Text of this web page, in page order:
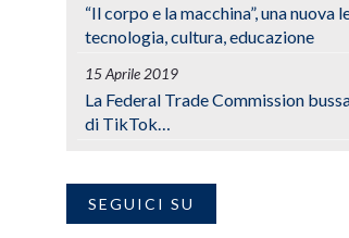
“Il corpo e la macchina”, una nuova
tecnologia, cultura, educazione
15 Aprile 2019
La Federal Trade Commission
di TikTok…
SEGUICI SU